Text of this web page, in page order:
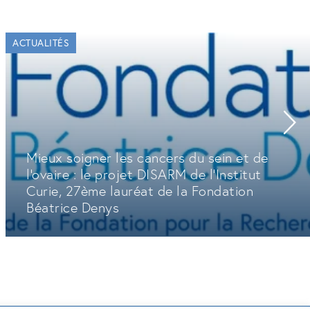
ACTUALITÉS
Mieux soigner les cancers du sein et de
l'ovaire : le projet DISARM de l'Institut
Curie, 27ème lauréat de la Fondation
Béatrice Denys